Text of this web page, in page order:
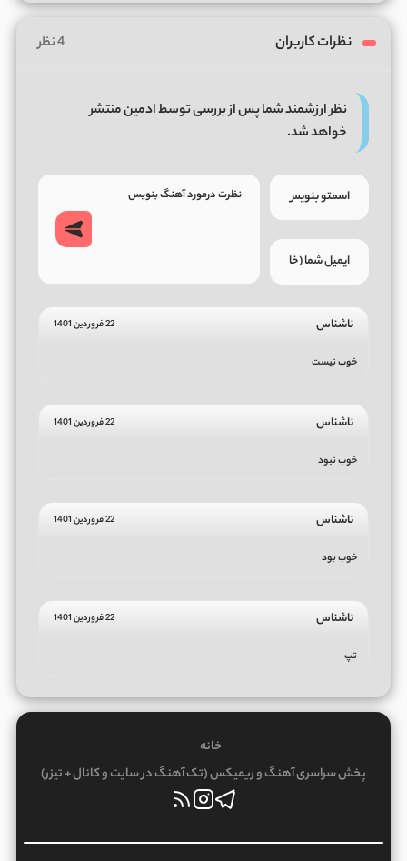
نظرات کاربران 4 نظر
نظر ارزشمند شما پس از بررسی توسط ادمین منتشر
خواهد شد.
ناشناس 22 فروردین 1401
خوب نیست
ناشناس 22 فروردین 1401
خوب نبود
ناشناس 22 فروردین 1401
خوب بود
ناشناس 22 فروردین 1401
تپ
خانه
پخش سراسری آهنگ و ریمیکس (تک آهنگ در سایت و کانال + تیزر)